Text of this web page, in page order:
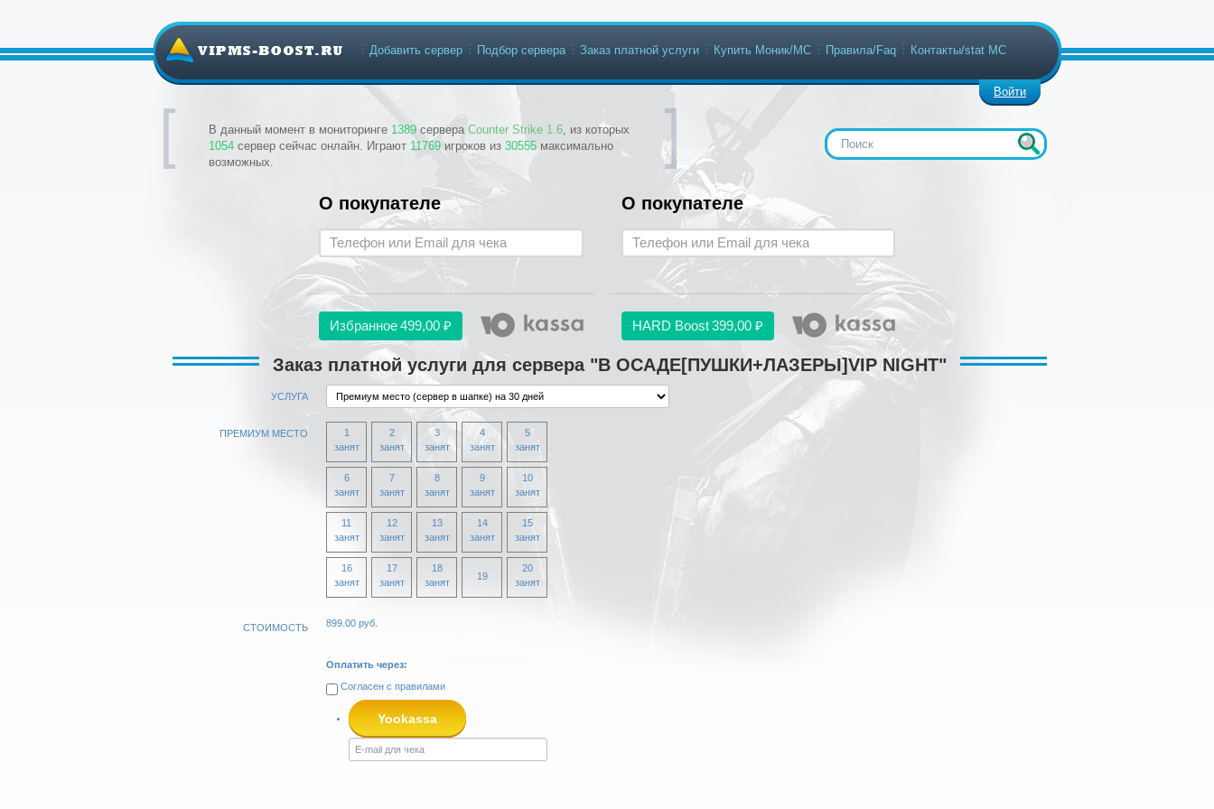
В данный момент в мониторинге 1389 сервера Counter Strike 1.6, из которых
1054 сервер сейчас онлайн. Играют 11769 игроков из 30555 максимально
возможных.
Войти
Добавить сервер Подбор сервера Заказ платной услуги Купить Моник/МС Правила/Faq Контакты/stat МС
О покупателе
Избранное499,00 ₽
О покупателе
HARD Boost399,00 ₽
Заказ платной услуги для сервера "В ОСАДЕ[ПУШКИ+ЛАЗЕРЫ]VIP NIGHT"
УСЛУГА
ПРЕМИУМ МЕСТО
1
занят
2
занят
3
занят
4
занят
5
занят
6
занят
7
занят
8
занят
9
занят
10
занят
11
занят
12
занят
13
занят
14
занят
15
занят
16
занят
17
занят
18
занят
19
20
занят
СТОИМОСТЬ 899.00 руб.
Оплатить через:
Согласен с правилами
Yookassa